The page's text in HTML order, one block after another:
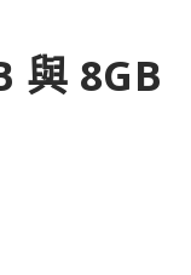
與 8GB